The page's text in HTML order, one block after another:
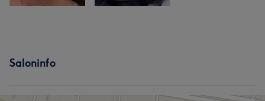
Saloninfo